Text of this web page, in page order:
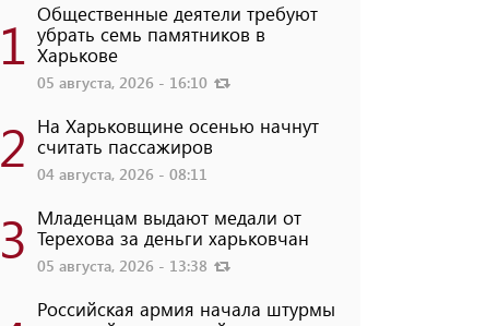
1 Общественные деятели требуют
убрать семь памятников в
Харькове
05 августа, 2026 - 16:10
2 На Харьковщине осенью начнут
считать пассажиров
04 августа, 2026 - 08:11
3 Младенцам выдают медали от
Терехова за деньги харьковчан
05 августа, 2026 - 13:38
Российская армия начала штурмы